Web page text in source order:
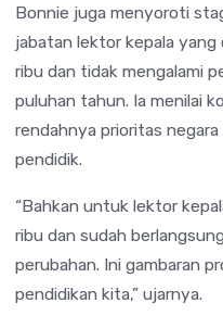
Bonnie juga menyoroti
jabatan lektor kepala
ribu dan tidak mengalami
puluhan tahun. Ia menilai
rendahnya prioritas
pendidik.
“Bahkan untuk lektor
ribu dan sudah
perubahan. Ini gambaran
pendidikan kita,” ujarnya.